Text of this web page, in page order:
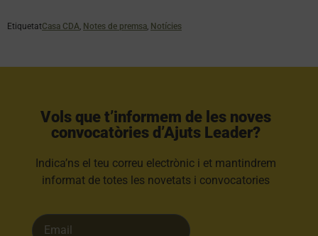
EtiquetatCasa CDA, Notes de premsa, Notícies
Vols que t’informem de les noves
convocatòries d’Ajuts Leader?​
Indica’ns el teu correu electrònic i et mantindrem
informat de totes les novetats i convocatories